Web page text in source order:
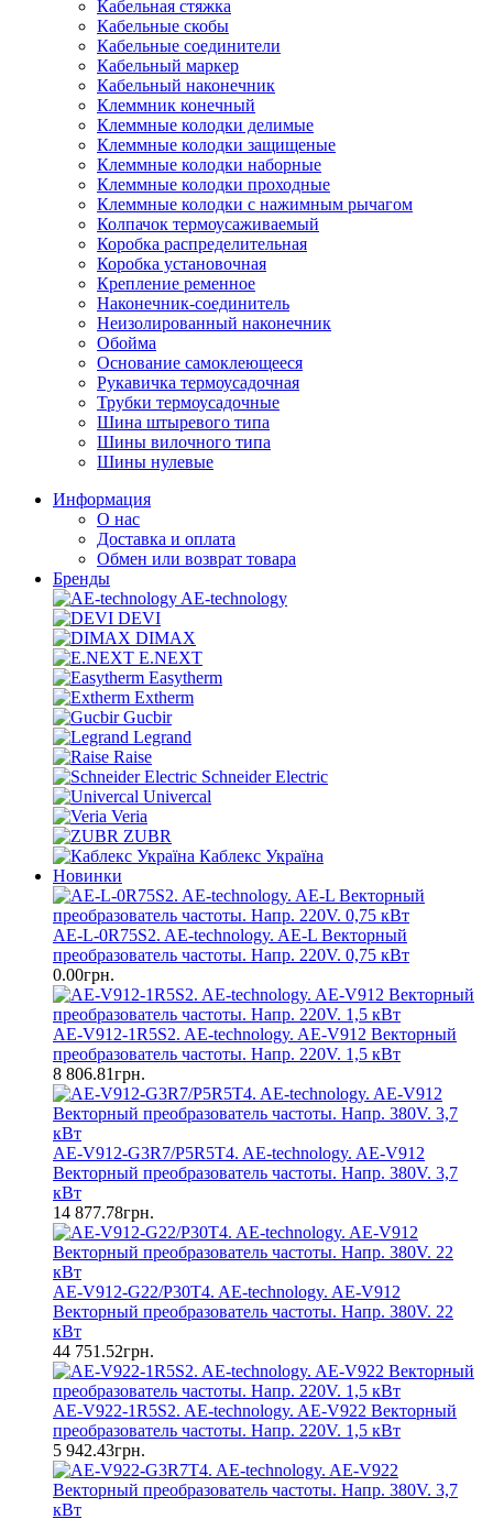
Кабельная стяжка
Кабельные скобы
Кабельные соединители
Кабельный маркер
Кабельный наконечник
Клеммник конечный
Клеммные колодки делимые
Клеммные колодки защищеные
Клеммные колодки наборные
Клеммные колодки проходные
Клеммные колодки с нажимным рычагом
Колпачок термоусаживаемый
Коробка распределительная
Коробка установочная
Крепление ременное
Наконечник-соединитель
Неизолированный наконечник
Обойма
Основание самоклеющееся
Рукавичка термоусадочная
Трубки термоусадочные
Шина штыревого типа
Шины вилочного типа
Шины нулевые
Информация
О нас
Доставка и оплата
Обмен или возврат товара
Бренды
AE-technology
DEVI
DIMAX
E.NEXT
Easytherm
Extherm
Gucbir
Legrand
Raise
Schneider Electric
Univercal
Veria
ZUBR
Каблекс Україна
Новинки
AE-L-0R75S2. AE-technology. AE-L Векторный
преобразователь частоты. Напр. 220V. 0,75 кВт
0.00грн.
AE-V912-1R5S2. AE-technology. AE-V912 Векторный
преобразователь частоты. Напр. 220V. 1,5 кВт
8 806.81грн.
AE-V912-G3R7/P5R5T4. AE-technology. AE-V912
Векторный преобразователь частоты. Напр. 380V. 3,7
кВт
14 877.78грн.
AE-V912-G22/P30T4. AE-technology. AE-V912
Векторный преобразователь частоты. Напр. 380V. 22
кВт
44 751.52грн.
AE-V922-1R5S2. AE-technology. AE-V922 Векторный
преобразователь частоты. Напр. 220V. 1,5 кВт
5 942.43грн.